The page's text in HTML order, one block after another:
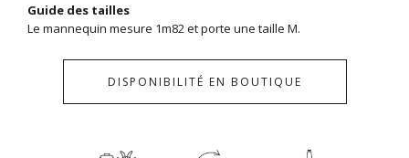
Guide des tailles
Le mannequin mesure 1m82 et porte une taille M.
DISPONIBILITÉ EN BOUTIQUE